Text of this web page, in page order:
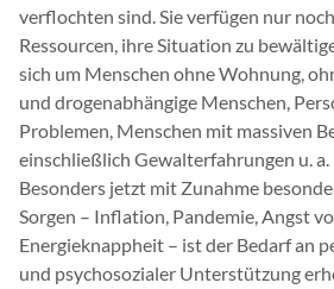
verflochten sind. Sie verfügen nur
Ressourcen, ihre Situation zu
sich um Menschen ohne Wohnung,
und drogenabhängige Menschen,
Problemen, Menschen mit massiven
einschließlich Gewalterfahrungen u. a.
Besonders jetzt mit Zunahme
Sorgen – Inflation, Pandemie, Angst
Energieknappheit – ist der Bedarf an
und psychosozialer Unterstützung